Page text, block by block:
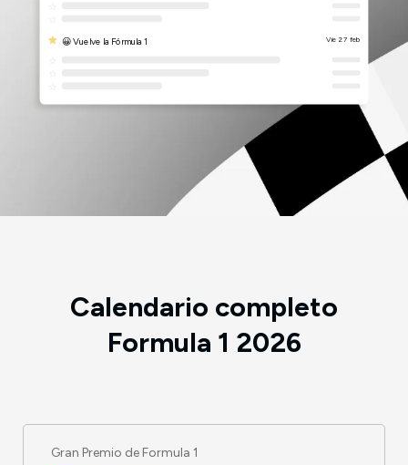
😀 Vuelve la Fórmula 1 Vie 27 feb
Calendario completo
Formula 1 2026
Gran Premio de Formula 1